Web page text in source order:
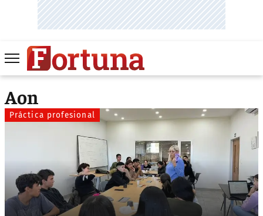
Aon
Práctica profesional